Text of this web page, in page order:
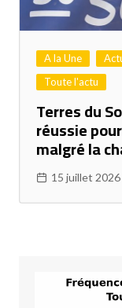
A la Une
Toute l'actu
Terres du
réussie
malgré la
15 juillet 2026